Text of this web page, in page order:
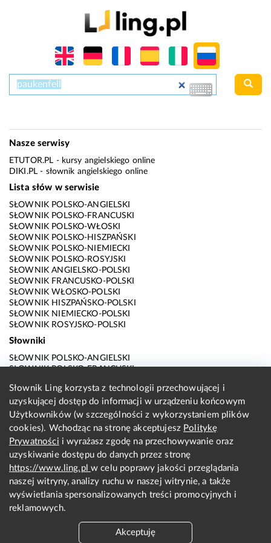
Nasze serwisy
ETUTOR.PL - kursy angielskiego online
DIKI.PL - słownik angielskiego online
Lista słów w serwisie
SŁOWNIK POLSKO-ANGIELSKI
SŁOWNIK POLSKO-FRANCUSKI
SŁOWNIK POLSKO-WŁOSKI
SŁOWNIK POLSKO-HISZPAŃSKI
SŁOWNIK POLSKO-NIEMIECKI
SŁOWNIK POLSKO-ROSYJSKI
SŁOWNIK ANGIELSKO-POLSKI
SŁOWNIK FRANCUSKO-POLSKI
SŁOWNIK WŁOSKO-POLSKI
SŁOWNIK HISZPAŃSKO-POLSKI
SŁOWNIK NIEMIECKO-POLSKI
SŁOWNIK ROSYJSKO-POLSKI
Słowniki
SŁOWNIK POLSKO-ANGIELSKI
SŁOWNIK POLSKO-FRANCUSKI
SŁOWNIK POLSKO-HISZPAŃSKI
SŁOWNIK POLSKO-NIEMIECKI
SŁOWNIK POLSKO-ROSYJSKI
SŁOWNIK ANGIELSKO-POLSKI
SŁOWNIK FRANCUSKO-POLSKI
SŁOWNIK WŁOSKO-POLSKI
SŁOWNIK HISZPAŃSKO-POLSKI
SŁOWNIK NIEMIECKO-POLSKI
SŁOWNIK ROSYJSKO-POLSKI
O nas
KONTAKT Z REDAKCJĄ
Słownik Ling korzysta z technologii przechowującej i
uzyskującej dostęp do informacji w urządzeniu końcowym
Użytkowników (w szczególności z wykorzystaniem plików
cookies). Wchodząc na stronę akceptujesz Politykę
Prywatności i wyrażasz zgodę na przechowywanie oraz
uzyskiwanie dostępu do danych przez stronę
https://www.ling.plw celu poprawy jakości przeglądania
naszej witryny, analizy ruchu w naszej witrynie, a także
wyświetlania spersonalizowanych treści promocyjnych i
reklamowych.
Akceptuję